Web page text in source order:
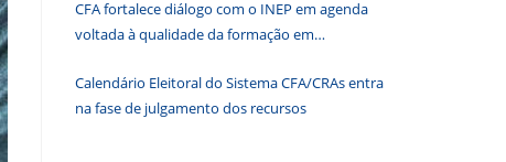
CFA fortalece diálogo com o INEP em agenda
voltada à qualidade da formação em
Calendário Eleitoral do Sistema CFA/CRAs entra
na fase de julgamento dos recursos